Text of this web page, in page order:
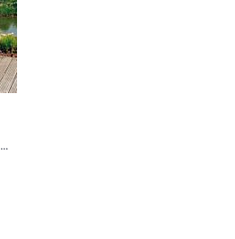
Servoprax Mikrofaser Thermoschlupfsack für Rollstühle